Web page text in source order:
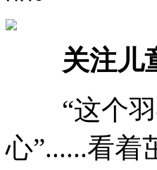
关注儿
“这个羽
心”......看着